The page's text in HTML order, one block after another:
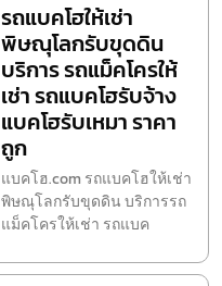
รถแบคโฮให้เช่า
พิษณุโลกรับขุดดิน
บริการ รถแม็คโครให้
เช่า รถแบคโฮรับจ้าง
แบคโฮรับเหมา ราคา
ถูก
แบคโฮ.com รถแบคโฮให้เช่า
พิษณุโลกรับขุดดิน บริการรถ
แม็คโครให้เช่า รถแบค